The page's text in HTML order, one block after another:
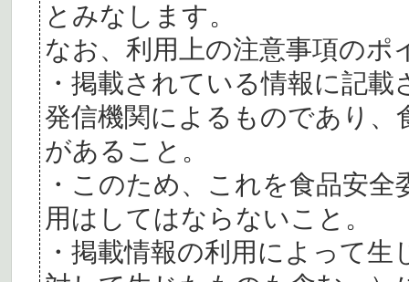
とみなします。
なお、利用上の注意事項の
・掲載されている情報に記
発信機関によるものであり、
があること。
・このため、これを食品安
用はしてはならないこと。
・掲載情報の利用によって